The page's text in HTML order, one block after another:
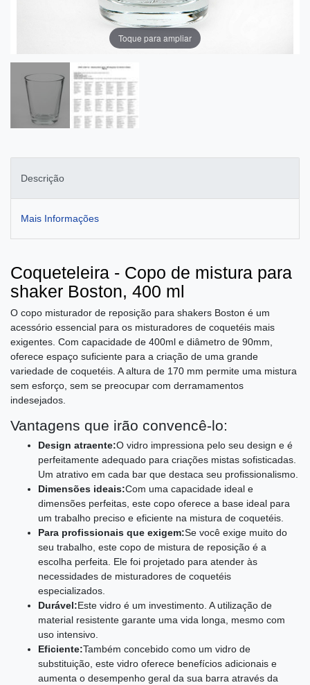
Toque para ampliar
Descrição
Mais Informações
Coqueteleira - Copo de mistura para
shaker Boston, 400 ml
O copo misturador de reposição para shakers Boston é um
acessório essencial para os misturadores de coquetéis mais
exigentes. Com capacidade de 400ml e diâmetro de 90mm,
oferece espaço suficiente para a criação de uma grande
variedade de coquetéis. A altura de 170 mm permite uma mistura
sem esforço, sem se preocupar com derramamentos
indesejados.
Vantagens que irão convencê-lo:
Design atraente:O vidro impressiona pelo seu design e é
perfeitamente adequado para criações mistas sofisticadas.
Um atrativo em cada bar que destaca seu profissionalismo.
Dimensões ideais:Com uma capacidade ideal e
dimensões perfeitas, este copo oferece a base ideal para
um trabalho preciso e eficiente na mistura de coquetéis.
Para profissionais que exigem:Se você exige muito do
seu trabalho, este copo de mistura de reposição é a
escolha perfeita. Ele foi projetado para atender às
necessidades de misturadores de coquetéis
especializados.
Durável:Este vidro é um investimento. A utilização de
material resistente garante uma vida longa, mesmo com
uso intensivo.
Eficiente:Também concebido como um vidro de
substituição, este vidro oferece benefícios adicionais e
aumenta o desempenho geral da sua barra através da